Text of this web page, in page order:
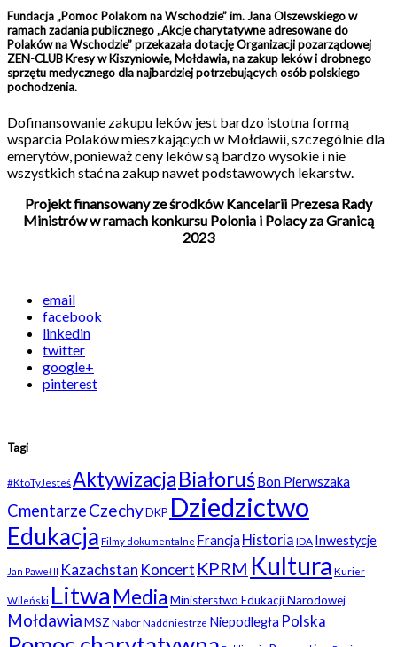
Fundacja „Pomoc Polakom na Wschodzie” im. Jana Olszewskiego w
ramach zadania publicznego „Akcje charytatywne adresowane do
Polaków na Wschodzie” przekazała dotację Organizacji pozarządowej
ZEN-CLUB Kresy w Kiszyniowie, Mołdawia, na zakup leków i drobnego
sprzętu medycznego dla najbardziej potrzebujących osób polskiego
pochodzenia.
Dofinansowanie zakupu leków jest bardzo istotna formą
wsparcia Polaków mieszkających w Mołdawii, szczególnie dla
emerytów, ponieważ ceny leków są bardzo wysokie i nie
wszystkich stać na zakup nawet podstawowych lekarstw.
Projekt finansowany ze środków Kancelarii Prezesa Rady
Ministrów w ramach konkursu Polonia i Polacy za Granicą
2023
email
facebook
linkedin
twitter
google+
pinterest
Tagi
#KtoTyJesteśAktywizacjaBiałoruśBon Pierwszaka
CmentarzeCzechy DKP Dziedzictwo
Edukacja Filmy dokumentalne Francja Historia IDA Inwestycje
Jan Paweł II Kazachstan Koncert KPRM Kultura Kurier
Wileński Litwa MediaMinisterstwo Edukacji Narodowej
MołdawiaMSZ NabórNaddniestrze Niepodległa Polska